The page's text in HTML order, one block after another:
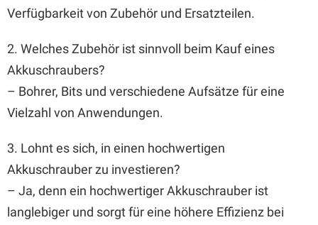
Verfügbarkeit von Zubehör und Ersatzteilen.
2. Welches Zubehör ist sinnvoll beim Kauf eines
Akkuschraubers?
– Bohrer, Bits und verschiedene Aufsätze für eine
Vielzahl von Anwendungen.
3. Lohnt es sich, in einen hochwertigen
Akkuschrauber zu investieren?
– Ja, denn ein hochwertiger Akkuschrauber ist
langlebiger und sorgt für eine höhere Effizienz bei